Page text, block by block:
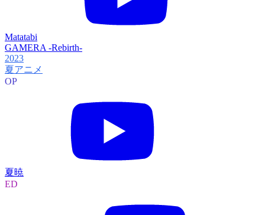
Matatabi
GAMERA -Rebirth-
2023
夏アニメ
OP
夏暁
ED